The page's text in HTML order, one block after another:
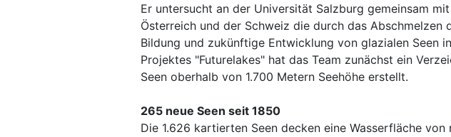
Er untersucht an der Universität Salzburg gemeinsam
Österreich und der Schweiz die durch das Abschmelzen
Bildung und zukünftige Entwicklung von glazialen Seen
Projektes "Futurelakes" hat das Team zunächst ein
Seen oberhalb von 1.700 Metern Seehöhe erstellt.
265 neue Seen seit 1850
Die 1.626 kartierten Seen decken eine Wasserfläche